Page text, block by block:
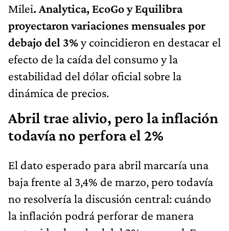
Milei. Analytica, EcoGo y Equilibra
proyectaron variaciones mensuales por
debajo del 3%y coincidieron en destacar el
efecto de la caída del consumo y la
estabilidad del dólar oficial sobre la
dinámica de precios.
Abril trae alivio, pero la inflación
todavía no perfora el 2%
El dato esperado para abril marcaría una
baja frente al 3,4% de marzo, pero todavía
no resolvería la discusión central: cuándo
la inflación podrá perforar de manera